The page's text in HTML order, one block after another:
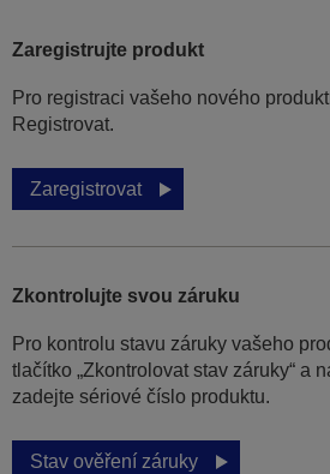
Zaregistrujte produkt
Pro registraci vašeho nového
Registrovat.
Zaregistrovat
Zkontrolujte svou záruku
Pro kontrolu stavu záruky vašeho
tlačítko „Zkontrolovat stav záruky“ a
zadejte sériové číslo produktu.
Stav ověření záruky